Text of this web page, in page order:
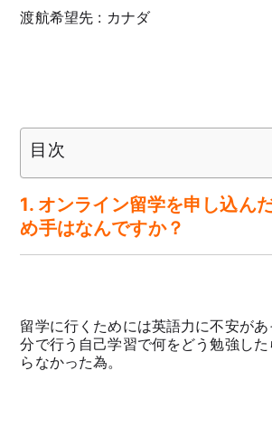
渡航希望先 : カナダ
目次
1. オンライン留学を申し込ん
め手はなんですか？
留学に行くためには英語力に不安が
分で行う自己学習で何をどう勉強し
らなかった為。